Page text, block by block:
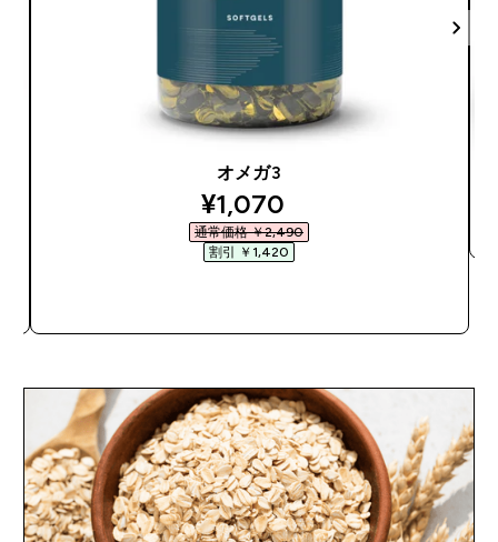
オメガ3
discounted price
¥1,070‎
通常価格 ￥2,490‎
割引 ￥1,420‎